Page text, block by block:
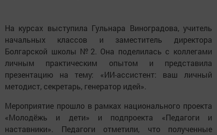
На курсах выступила Гульнара Виноградова, учитель
начальных классов и заместитель директора
Болгарской школы №2. Она поделилась с коллегами
личным практическим опытом и представила
презентацию на тему: «ИИ-ассистент: ваш личный
методист, секретарь, генератор идей».
Мероприятие прошло в рамках национального проекта
«Молодёжь и дети» и подпроекта «Педагоги и
наставники». Педагоги отметили, что полученные